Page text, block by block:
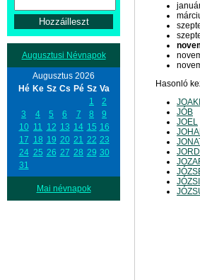
Augusztusi Névnapok
Augusztus 2026
Hé Ke Sz Cs Pé Sz Va
1
2
3
4 5 6 7 8
9
10 11 12 13 14 15 16
17 18 19 20 21 22 23
24 25 26 27 28 29 30
31
Mai névnapok
Hasonló
JÓB
JOEL